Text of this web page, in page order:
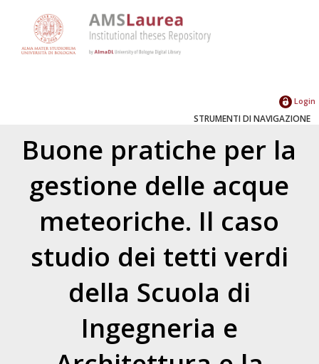
Login
STRUMENTI DI NAVIGAZIONE
Buone pratiche per la
gestione delle acque
meteoriche. Il caso
studio dei tetti verdi
della Scuola di
Ingegneria e